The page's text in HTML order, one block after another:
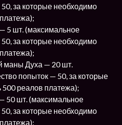
за которые необходимо
5 шт. (максимальное
за которые необходимо
маны Духа — 20 шт.
попыток — 50, за которые
500 реалов платежа);
50 шт. (максимальное
за которые необходимо